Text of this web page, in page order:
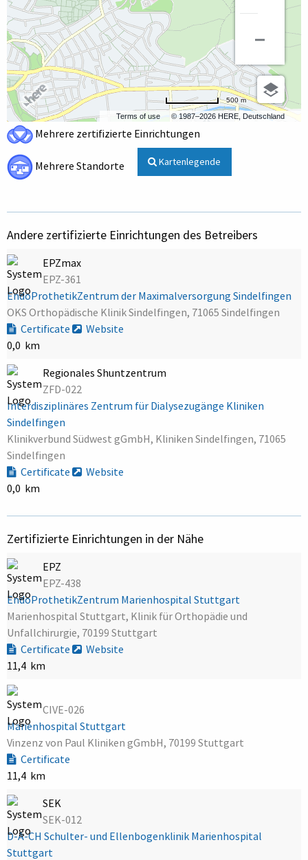
Terms of use © 1987–2026 HERE, Deutschland
500 m
Mehrere zertifizierte Einrichtungen
Mehrere Standorte Kartenlegende
Andere zertifizierte Einrichtungen des Betreibers
EPZmax
EPZ-361
EndoProthetikZentrum der Maximalversorgung Sindelfingen
OKS Orthopädische Klinik Sindelfingen, 71065 Sindelfingen
Certificate
Website
0,0 km
Regionales Shuntzentrum
ZFD-022
Interdisziplinäres Zentrum für Dialysezugänge Kliniken
Sindelfingen
Klinikverbund Südwest gGmbH, Kliniken Sindelfingen, 71065
Sindelfingen
Certificate
Website
0,0 km
Zertifizierte Einrichtungen in der Nähe
EPZ
EPZ-438
EndoProthetikZentrum Marienhospital Stuttgart
Marienhospital Stuttgart, Klinik für Orthopädie und
Unfallchirurgie, 70199 Stuttgart
Certificate
Website
11,4 km
CIVE-026
Marienhospital Stuttgart
Vinzenz von Paul Kliniken gGmbH, 70199 Stuttgart
Certificate
11,4 km
SEK
SEK-012
D-A-CH Schulter- und Ellenbogenklinik Marienhospital
Stuttgart